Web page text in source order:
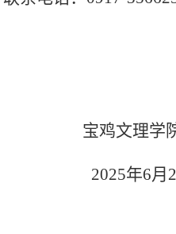
宝鸡文理学
2025年6月2